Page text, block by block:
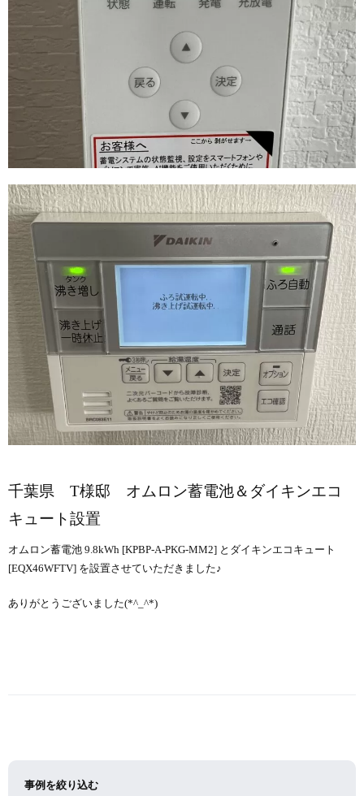
千葉県 T様邸 オムロン蓄電池＆ダイキンエコ
キュート設置
オムロン蓄電池 9.8kWh [KPBP-A-PKG-MM2] とダイキンエコキュート
[EQX46WFTV] を設置させていただきました♪
ありがとうございました(*^_^*)
事例を絞り込む